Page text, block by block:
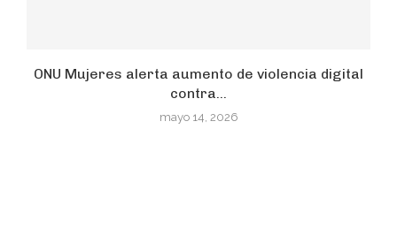
ONU Mujeres alerta aumento de violencia digital
contra...
mayo 14, 2026